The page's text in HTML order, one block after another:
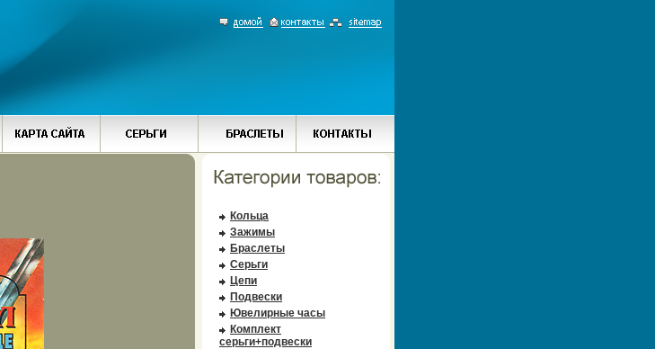
Кольца
Зажимы
Браслеты
Серьги
Цепи
Подвески
Ювелирные часы
Комплект
серьги+подвески